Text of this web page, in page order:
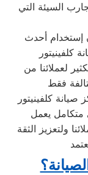
السيئة التي
إستخدام أحدث
كلفينيتور
لعملائنا من
فقط
ولتعزيز الثقة